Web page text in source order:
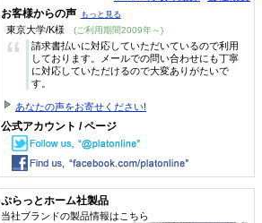
お客様からの声 もっと見る
東京大学/K様 (ご利用期間2009年～)
“
請求書払いに対応していただいているので利用
しております。メールでの問い合わせにも丁寧
に対応していただけるので大変ありがたいで
す。
あなたの声をお寄せください!
公式アカウント / ページ
ぷらっとホーム社製品
当社ブランドの製品情報はこちら